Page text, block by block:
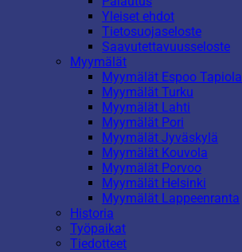
Yleiset ehdot
Tietosuojaseloste
Saavutettavuusseloste
Myymälät
Myymälät Espoo Tapiola
Myymälät Turku
Myymälät Lahti
Myymälät Pori
Myymälät Jyväskylä
Myymälät Kouvola
Myymälät Porvoo
Myymälät Helsinki
Myymälät Lappeenranta
Historia
Työpaikat
Tiedotteet